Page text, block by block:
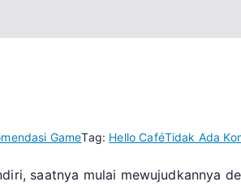
GameTag: Hello CaféTidak Ada
saatnya mulai mewujudkannya